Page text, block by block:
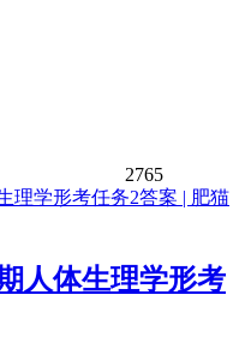
2765
人体生理学形考